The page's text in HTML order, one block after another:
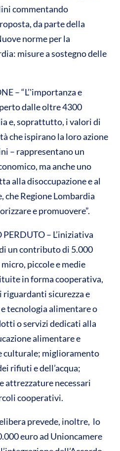
commentando
da parte della
norme per la
misure a sostegno delle
– “L’'importanza e
dalle oltre 4300
e, soprattutto, i valori di
che ispirano la loro azione
– rappresentano un
ma anche uno
alla disoccupazione e al
che Regione Lombardia
e promuovere”.
– L’iniziativa
un contributo di 5.000
piccole e medie
in forma cooperativa,
sicurezza e
tecnologia alimentare o
o servizi dedicati alla
alimentare e
culturale; miglioramento
rifiuti e dell’acqua;
attrezzature necessari
cooperativi.
prevede, inoltre, lo
euro ad Unioncamere